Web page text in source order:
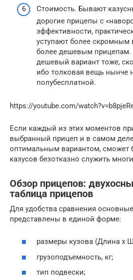
Стоимость. Бывают
дорогие прицепы с
эффективности,
уступают более скромным
более дешевым прицепам.
дешевый вариант тоже,
ибо толковая вещь нынче
полубесплатной.
https://youtube.com/
Если каждый из этих моментов
выбранный прицеп и в самом
оптимальным вариантом, сможет
казусов безотказно служить
Обзор прицепов:
таблица прицепов
Для удобства сравнения
представлены в единой форме:
размеры кузова (Длина х
грузоподъемность, кг;
тип подвески;